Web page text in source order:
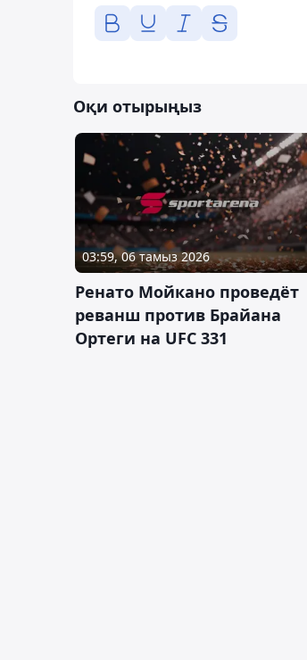
Оқи отырыңыз
03:59, 06 тамыз 2026
Ренато Мойкано проведёт
реванш против Брайана
Ортеги на UFC 331